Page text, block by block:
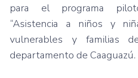
para el programa
“Asistencia a niños y
vulnerables y familias
departamento de Caaguazú.